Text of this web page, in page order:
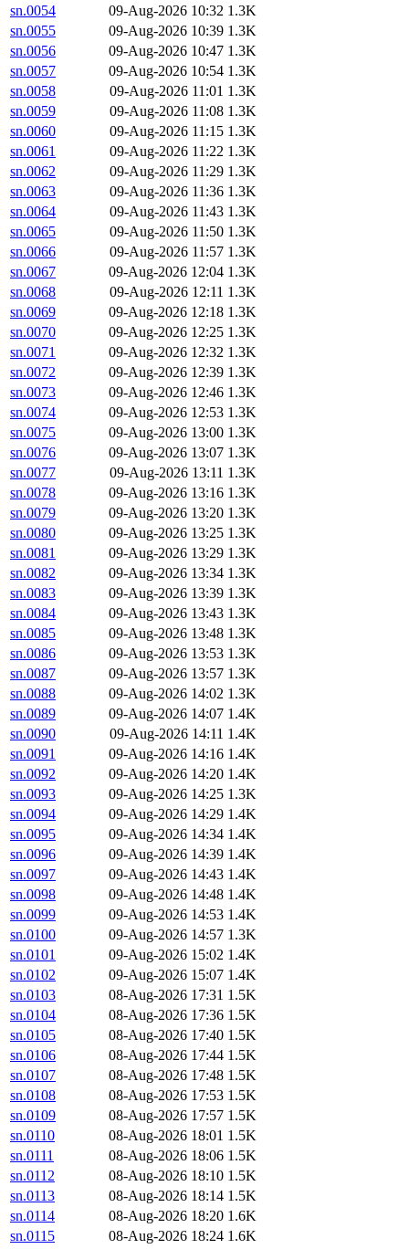
sn.0054
09-Aug-2026 10:32 1.3K
sn.0055
09-Aug-2026 10:39 1.3K
sn.0056
09-Aug-2026 10:47 1.3K
sn.0057
09-Aug-2026 10:54 1.3K
sn.0058
09-Aug-2026 11:01 1.3K
sn.0059
09-Aug-2026 11:08 1.3K
sn.0060
09-Aug-2026 11:15 1.3K
sn.0061
09-Aug-2026 11:22 1.3K
sn.0062
09-Aug-2026 11:29 1.3K
sn.0063
09-Aug-2026 11:36 1.3K
sn.0064
09-Aug-2026 11:43 1.3K
sn.0065
09-Aug-2026 11:50 1.3K
sn.0066
09-Aug-2026 11:57 1.3K
sn.0067
09-Aug-2026 12:04 1.3K
sn.0068
09-Aug-2026 12:11 1.3K
sn.0069
09-Aug-2026 12:18 1.3K
sn.0070
09-Aug-2026 12:25 1.3K
sn.0071
09-Aug-2026 12:32 1.3K
sn.0072
09-Aug-2026 12:39 1.3K
sn.0073
09-Aug-2026 12:46 1.3K
sn.0074
09-Aug-2026 12:53 1.3K
sn.0075
09-Aug-2026 13:00 1.3K
sn.0076
09-Aug-2026 13:07 1.3K
sn.0077
09-Aug-2026 13:11 1.3K
sn.0078
09-Aug-2026 13:16 1.3K
sn.0079
09-Aug-2026 13:20 1.3K
sn.0080
09-Aug-2026 13:25 1.3K
sn.0081
09-Aug-2026 13:29 1.3K
sn.0082
09-Aug-2026 13:34 1.3K
sn.0083
09-Aug-2026 13:39 1.3K
sn.0084
09-Aug-2026 13:43 1.3K
sn.0085
09-Aug-2026 13:48 1.3K
sn.0086
09-Aug-2026 13:53 1.3K
sn.0087
09-Aug-2026 13:57 1.3K
sn.0088
09-Aug-2026 14:02 1.3K
sn.0089
09-Aug-2026 14:07 1.4K
sn.0090
09-Aug-2026 14:11 1.4K
sn.0091
09-Aug-2026 14:16 1.4K
sn.0092
09-Aug-2026 14:20 1.4K
sn.0093
09-Aug-2026 14:25 1.3K
sn.0094
09-Aug-2026 14:29 1.4K
sn.0095
09-Aug-2026 14:34 1.4K
sn.0096
09-Aug-2026 14:39 1.4K
sn.0097
09-Aug-2026 14:43 1.4K
sn.0098
09-Aug-2026 14:48 1.4K
sn.0099
09-Aug-2026 14:53 1.4K
sn.0100
09-Aug-2026 14:57 1.3K
sn.0101
09-Aug-2026 15:02 1.4K
sn.0102
09-Aug-2026 15:07 1.4K
sn.0103
08-Aug-2026 17:31 1.5K
sn.0104
08-Aug-2026 17:36 1.5K
sn.0105
08-Aug-2026 17:40 1.5K
sn.0106
08-Aug-2026 17:44 1.5K
sn.0107
08-Aug-2026 17:48 1.5K
sn.0108
08-Aug-2026 17:53 1.5K
sn.0109
08-Aug-2026 17:57 1.5K
sn.0110
08-Aug-2026 18:01 1.5K
sn.0111
08-Aug-2026 18:06 1.5K
sn.0112
08-Aug-2026 18:10 1.5K
sn.0113
08-Aug-2026 18:14 1.5K
sn.0114
08-Aug-2026 18:20 1.6K
sn.0115
08-Aug-2026 18:24 1.6K